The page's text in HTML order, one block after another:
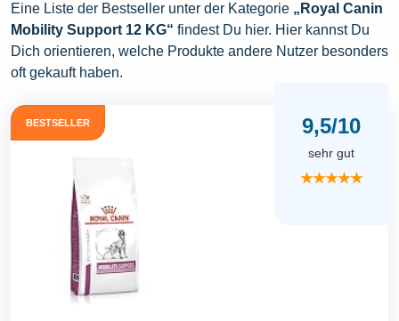
Eine Liste der Bestseller unter der Kategorie „Royal Canin
Mobility Support 12 KG“ findest Du hier. Hier kannst Du
Dich orientieren, welche Produkte andere Nutzer besonders
oft gekauft haben.
BESTSELLER 9,5/10
sehr gut
★★★★★